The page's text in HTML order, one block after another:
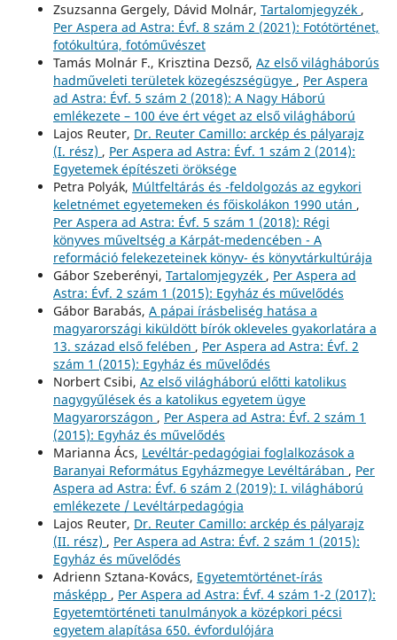
Zsuzsanna Gergely, Dávid Molnár, Tartalomjegyzék ,
Per Aspera ad Astra: Évf. 8 szám 2 (2021): Fotótörténet,
fotókultúra, fotóművészet
Tamás Molnár F., Krisztina Dezső, Az első világháborús
hadműveleti területek közegészségügye , Per Aspera
ad Astra: Évf. 5 szám 2 (2018): A Nagy Háború
emlékezete – 100 éve ért véget az első világháború
Lajos Reuter, Dr. Reuter Camillo: arckép és pályarajz
(I. rész) , Per Aspera ad Astra: Évf. 1 szám 2 (2014):
Egyetemek építészeti öröksége
Petra Polyák, Múltfeltárás és -feldolgozás az egykori
keletnémet egyetemeken és főiskolákon 1990 után ,
Per Aspera ad Astra: Évf. 5 szám 1 (2018): Régi
könyves műveltség a Kárpát-medencében - A
reformáció felekezeteinek könyv- és könyvtárkultúrája
Gábor Szeberényi, Tartalomjegyzék , Per Aspera ad
Astra: Évf. 2 szám 1 (2015): Egyház és művelődés
Gábor Barabás, A pápai írásbeliség hatása a
magyarországi kiküldött bírók okleveles gyakorlatára a
13. század első felében , Per Aspera ad Astra: Évf. 2
szám 1 (2015): Egyház és művelődés
Norbert Csibi, Az első világháború előtti katolikus
nagygyűlések és a katolikus egyetem ügye
Magyarországon , Per Aspera ad Astra: Évf. 2 szám 1
(2015): Egyház és művelődés
Marianna Ács, Levéltár-pedagógiai foglalkozások a
Baranyai Református Egyházmegye Levéltárában , Per
Aspera ad Astra: Évf. 6 szám 2 (2019): I. világháború
emlékezete / Levéltárpedagógia
Lajos Reuter, Dr. Reuter Camillo: arckép és pályarajz
(II. rész) , Per Aspera ad Astra: Évf. 2 szám 1 (2015):
Egyház és művelődés
Adrienn Sztana-Kovács, Egyetemtörténet-írás
másképp , Per Aspera ad Astra: Évf. 4 szám 1-2 (2017):
Egyetemtörténeti tanulmányok a középkori pécsi
egyetem alapítása 650. évfordulójára